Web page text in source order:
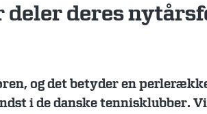
deler deres
og det betyder en
i de danske tennisklubber.